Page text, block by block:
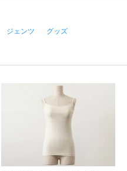
ジェンツ
グッズ